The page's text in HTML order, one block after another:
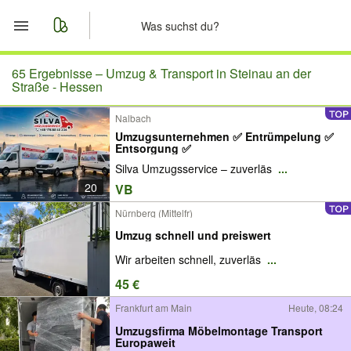
Start
Merkliste
Nachrichten
Anzeige aufgeben
65 Ergebnisse – Umzug & Transport in Steinau an der
Straße - Hessen
20
Nalbach
Umzugsunternehmen ✅ Entrümpelung ✅
Entsorgung ✅
Silva Umzugsservice – zuverläs ...
VB
Nürnberg (Mittelfr)
Umzug schnell und preiswert
Wir arbeiten schnell, zuverläs ...
45 €
Frankfurt am Main Heute, 08:24
Umzugsfirma Möbelmontage Transport
Europaweit